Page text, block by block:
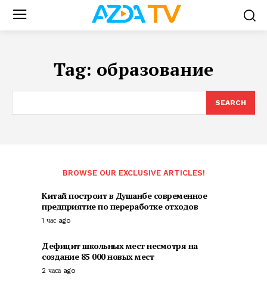
Tag: образование
SEARCH
BROWSE OUR EXCLUSIVE ARTICLES!
Китай построит в Душанбе современное
предприятие по переработке отходов
1 час ago
Дефицит школьных мест несмотря на
создание 85 000 новых мест
2 часа ago